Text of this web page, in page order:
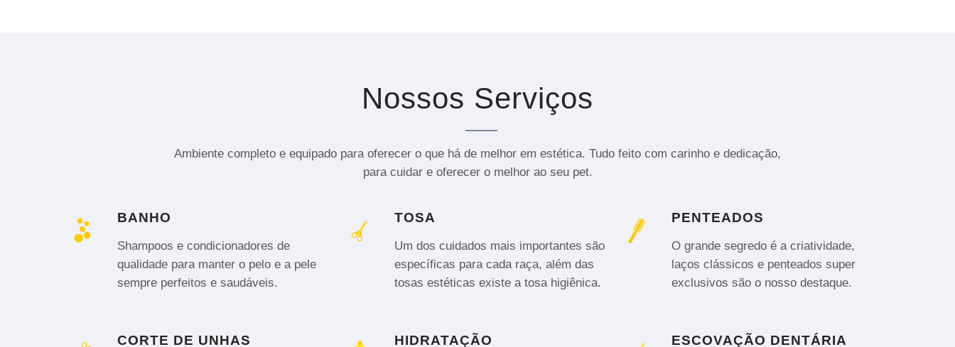
Nossos Serviços
Ambiente completo e equipado para oferecer o que há de melhor em estética. Tudo feito com carinho e dedicação,
para cuidar e oferecer o melhor ao seu pet.
BANHO
Shampoos e condicionadores de
qualidade para manter o pelo e a pele
sempre perfeitos e saudáveis.
TOSA
Um dos cuidados mais importantes são
específicas para cada raça, além das
tosas estéticas existe a tosa higiênica.
PENTEADOS
O grande segredo é a criatividade,
laços clássicos e penteados super
exclusivos são o nosso destaque.
CORTE DE UNHAS HIDRATAÇÃO ESCOVAÇÃO DENTÁRIA